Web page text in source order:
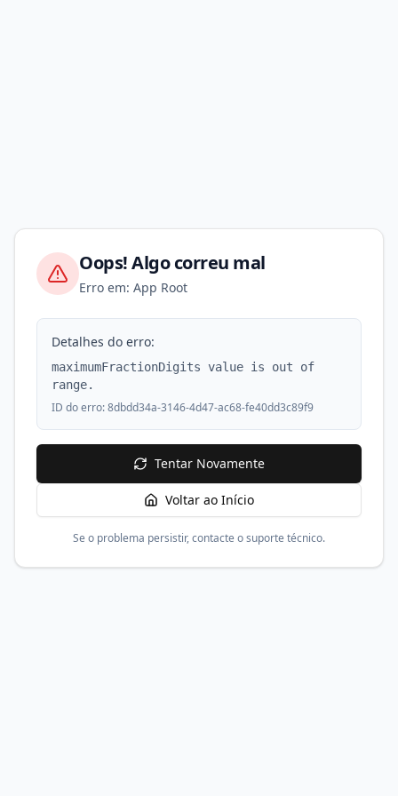
Oops! Algo correu mal
Erro em: App Root
Detalhes do erro:
maximumFractionDigits value is out of
range.
ID do erro:8dbdd34a-3146-4d47-ac68-fe40dd3c89f9
Tentar Novamente
Voltar ao Início
Se o problema persistir, contacte o suporte técnico.